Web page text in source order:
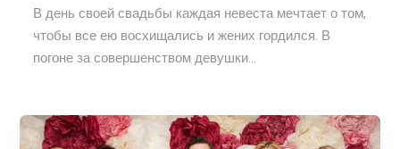
В день своей свадьбы каждая невеста мечтает о том,
чтобы все ею восхищались и жених гордился. В
погоне за совершенством девушки...